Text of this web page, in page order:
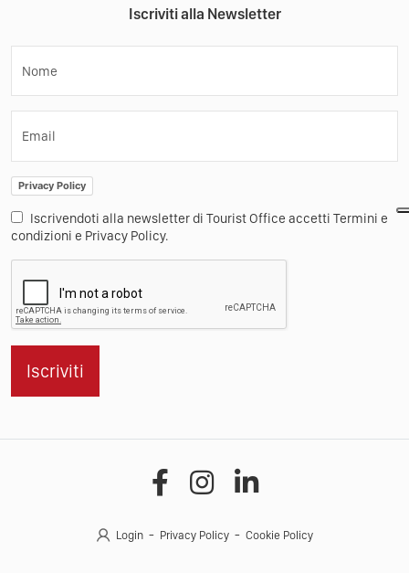
Iscriviti alla Newsletter
Nome
Email
Privacy Policy
Iscrivendoti alla newsletter di Tourist Office accetti Termini e
condizioni e Privacy Policy.
Iscriviti
Login Privacy Policy Cookie Policy